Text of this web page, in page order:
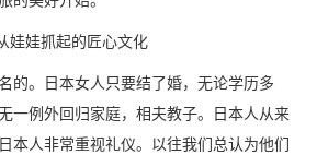
娃娃抓起的匠心文化
的。日本女人只要结了婚，无论学历多
一例外回归家庭，相夫教子。日本人从来
本人非常重视礼仪。以往我们总认为他们